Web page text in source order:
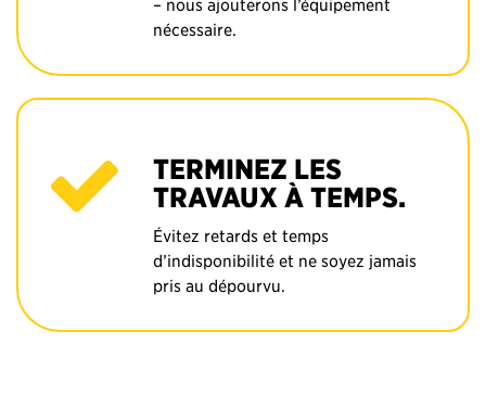
nécessaire.
TERMINEZ LES
TRAVAUX À TEMPS.
Évitez retards et temps
d’indisponibilité et ne soyez jamais
pris au dépourvu.